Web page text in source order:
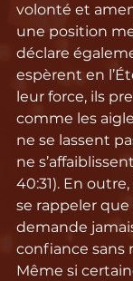
volonté et
une position
déclare
espèrent en
leur force, ils
comme les
ne se lassent
ne
40:31). En
se rappeler
demande
confiance sans
Même si